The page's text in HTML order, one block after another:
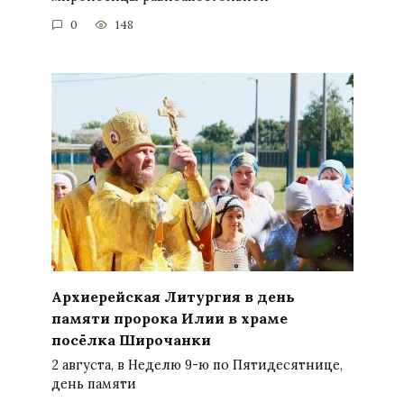
0 148
Архиерейская Литургия в день
памяти пророка Илии в храме
посёлка Широчанки
2 августа, в Неделю 9-ю по Пятидесятнице,
день памяти